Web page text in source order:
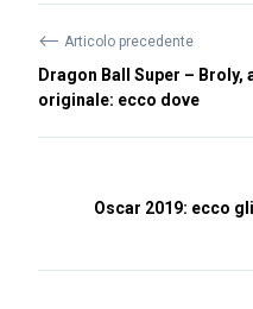
⟵ Articolo precedente
Dragon Ball Super –
originale: ecco dove
Oscar 2019: ecco